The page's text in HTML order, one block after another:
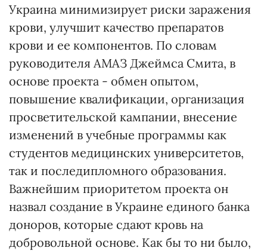
Украина минимизирует риски заражения
крови, улучшит качество препаратов
крови и ее компонентов. По словам
руководителя АМАЗ Джеймса Смита, в
основе проекта - обмен опытом,
повышение квалификации, организация
просветительской кампании, внесение
изменений в учебные программы как
студентов медицинских университетов,
так и последипломного образования.
Важнейшим приоритетом проекта он
назвал создание в Украине единого банка
доноров, которые сдают кровь на
добровольной основе. Как бы то ни было,